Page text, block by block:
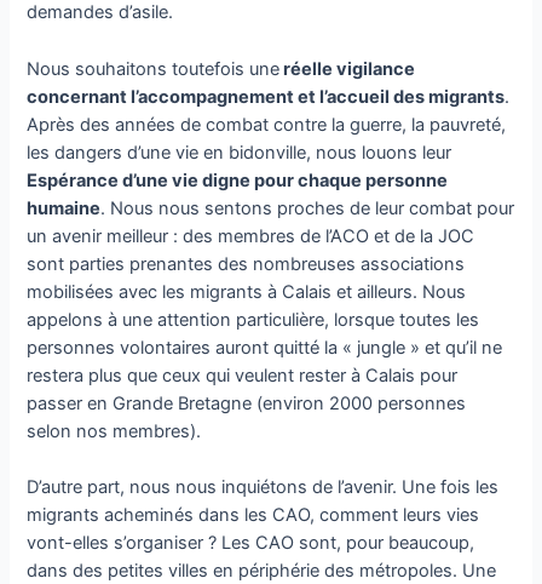
demandes d’asile.
Nous souhaitons toutefois uneréelle vigilance
concernant l’accompagnement et l’accueil des migrants.
Après des années de combat contre la guerre, la pauvreté,
les dangers d’une vie en bidonville, nous louons leur
Espérance d’une vie digne pour chaque personne
humaine. Nous nous sentons proches de leur combat pour
un avenir meilleur : des membres de l’ACO et de la JOC
sont parties prenantes des nombreuses associations
mobilisées avec les migrants à Calais et ailleurs. Nous
appelons à une attention particulière, lorsque toutes les
personnes volontaires auront quitté la « jungle » et qu’il ne
restera plus que ceux qui veulent rester à Calais pour
passer en Grande Bretagne (environ 2000 personnes
selon nos membres).
D’autre part, nous nous inquiétons de l’avenir. Une fois les
migrants acheminés dans les CAO, comment leurs vies
vont-elles s’organiser ? Les CAO sont, pour beaucoup,
dans des petites villes en périphérie des métropoles. Une